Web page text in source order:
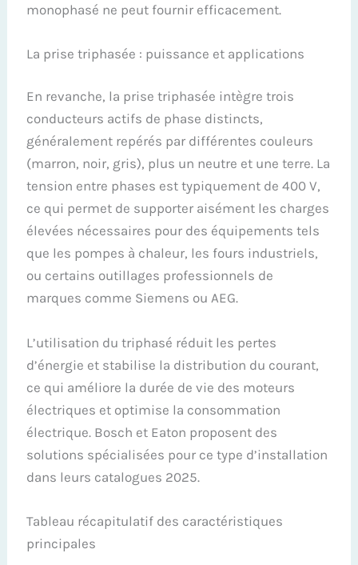
monophasé ne peut fournir efficacement.
La prise triphasée : puissance et applications
En revanche, la prise triphasée intègre trois
conducteurs actifs de phase distincts,
généralement repérés par différentes couleurs
(marron, noir, gris), plus un neutre et une terre. La
tension entre phases est typiquement de 400 V,
ce qui permet de supporter aisément les charges
élevées nécessaires pour des équipements tels
que les pompes à chaleur, les fours industriels,
ou certains outillages professionnels de
marques comme Siemens ou AEG.
L’utilisation du triphasé réduit les pertes
d’énergie et stabilise la distribution du courant,
ce qui améliore la durée de vie des moteurs
électriques et optimise la consommation
électrique. Bosch et Eaton proposent des
solutions spécialisées pour ce type d’installation
dans leurs catalogues 2025.
Tableau récapitulatif des caractéristiques
principales